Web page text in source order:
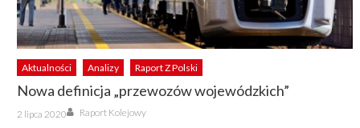
Aktualności Analizy Raport Z Polski
Nowa definicja „przewozów wojewódzkich”
Posted
on
2 lipca 2020 Author
Raport Kolejowy